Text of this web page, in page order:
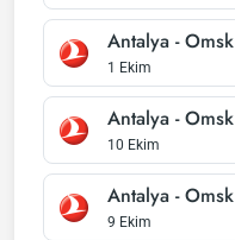
Antalya - Omsk
1 Ekim
Antalya - Omsk
10 Ekim
Antalya - Omsk
9 Ekim